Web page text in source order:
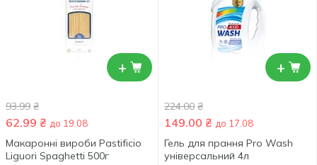
+
93.99 ₴
62.99 ₴ до 19.08
Макаронні вироби Pastificio
Liguori Spaghetti 500г
+
224.00 ₴
149.00 ₴ до 17.08
Гель для прання Pro Wash
універсальний 4л